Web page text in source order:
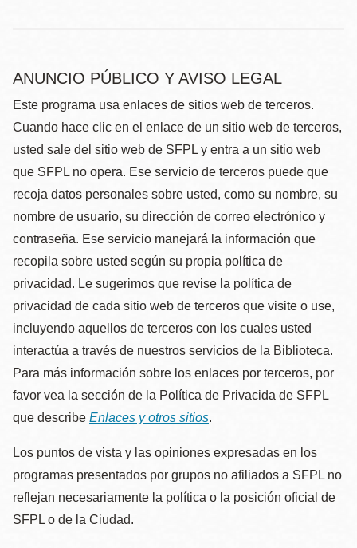
ANUNCIO PÚBLICO Y AVISO LEGAL
Este programa usa enlaces de sitios web de terceros.
Cuando hace clic en el enlace de un sitio web de terceros,
usted sale del sitio web de SFPL y entra a un sitio web
que SFPL no opera. Ese servicio de terceros puede que
recoja datos personales sobre usted, como su nombre, su
nombre de usuario, su dirección de correo electrónico y
contraseña. Ese servicio manejará la información que
recopila sobre usted según su propia política de
privacidad. Le sugerimos que revise la política de
privacidad de cada sitio web de terceros que visite o use,
incluyendo aquellos de terceros con los cuales usted
interactúa a través de nuestros servicios de la Biblioteca.
Para más información sobre los enlaces por terceros, por
favor vea la sección de la Política de Privacida de SFPL
que describe Enlaces y otros sitios.
Los puntos de vista y las opiniones expresadas en los
programas presentados por grupos no afiliados a SFPL no
reflejan necesariamente la política o la posición oficial de
SFPL o de la Ciudad.